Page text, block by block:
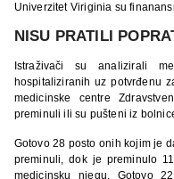
Univerzitet Viriginia su
NISU PRATILI
Istraživači su analizirali
hospitaliziranih uz potvrđenu
medicinske centre
preminuli ili su pušteni iz
Gotovo 28 posto onih kojim je
preminuli, dok je preminulo
medicinsku njegu. Gotovo